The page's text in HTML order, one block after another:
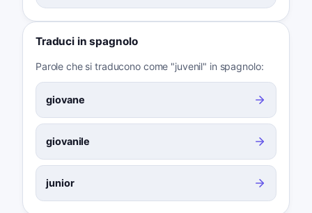
Traduci in spagnolo
Parole che si traducono come "juvenil" in spagnolo:
giovane
giovanile
junior